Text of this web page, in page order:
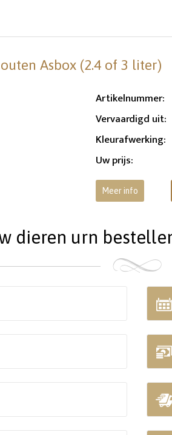
Asbox (2.4 of 3 liter)
Artikelnummer:
Vervaardigd uit:
Kleurafwerking:
Uw prijs:
Meer info
dieren urn